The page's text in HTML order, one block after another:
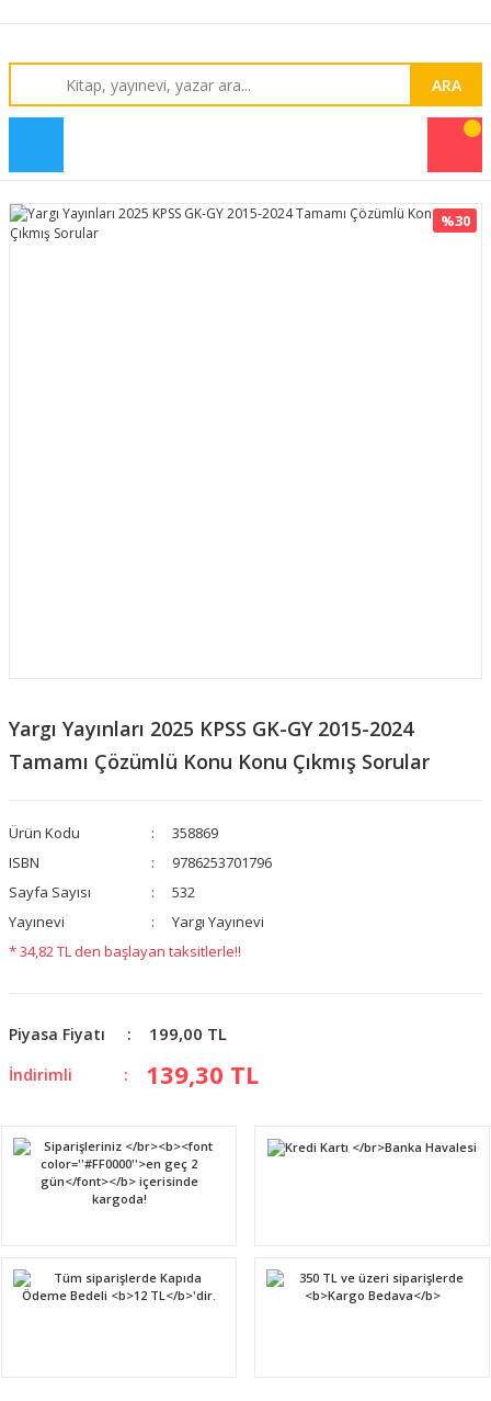
ARA
%30
Yargı Yayınları 2025 KPSS GK-GY 2015-2024
Tamamı Çözümlü Konu Konu Çıkmış Sorular
Ürün Kodu
358869
ISBN
9786253701796
Sayfa Sayısı
532
Yayınevi
Yargı Yayınevi
* 34,82 TL den başlayan taksitlerle!!
Piyasa Fiyatı 199,00 TL
İndirimli 139,30 TL